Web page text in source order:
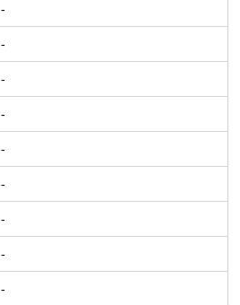
-
-
-
-
-
-
-
-
-